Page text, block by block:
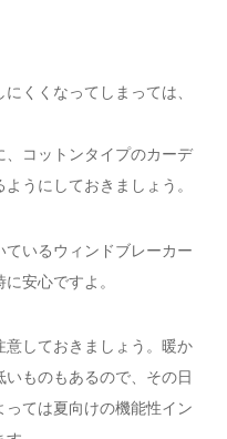
くくなってしまっては、
コットンタイプのカーデ
うにしておきましょう。
いるウィンドブレーカー
安心ですよ。
意しておきましょう。暖か
ものもあるので、その日
ては夏向けの機能性イン